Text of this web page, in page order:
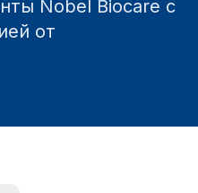
Nobel Biocare с
от